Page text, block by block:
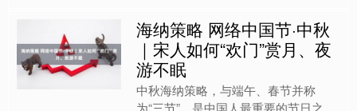
海纳策略 网络中国节·中秋
｜宋人如何“欢门”赏月、夜
游不眠
中秋海纳策略，与端午、春节并称
为“三节”，是中国人最重要的节日之